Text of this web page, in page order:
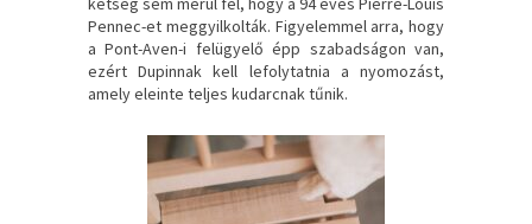
Pennec-et meggyilkolták. Figyelemmel arra, hogy
a Pont-Aven-i felügyelő épp szabadságon van,
ezért Dupinnak kell lefolytatnia a nyomozást,
amely eleinte teljes kudarcnak tűnik.